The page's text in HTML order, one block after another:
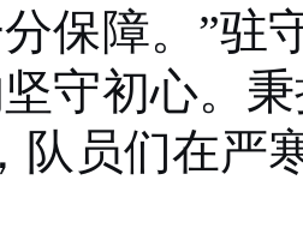
保障。”驻
守初心。
队员们在严